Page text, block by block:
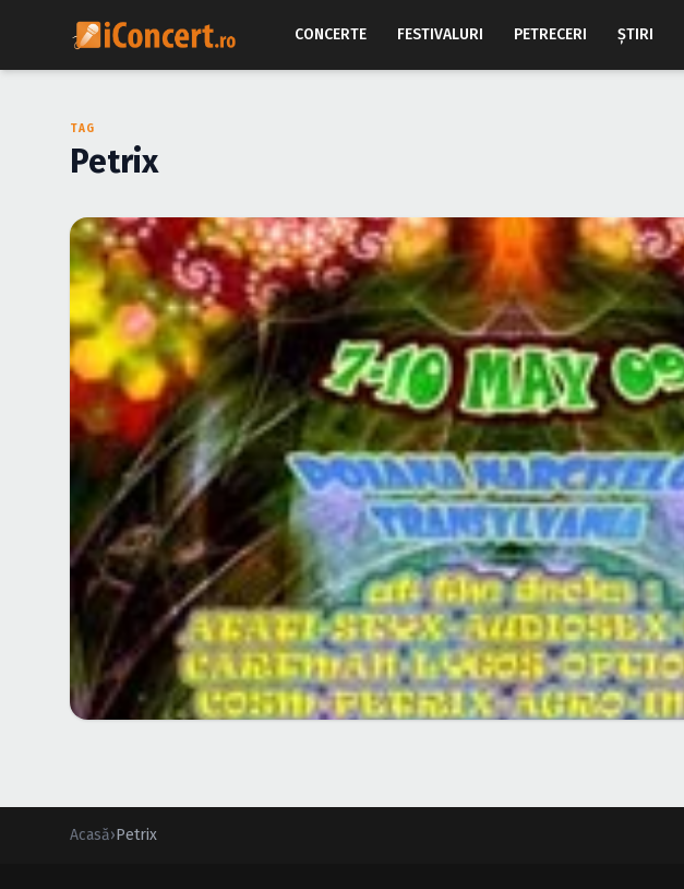
CONCERTE FESTIVALURI PETRECERI ŞTIRI
TAG
Petrix
Acasă›Petrix